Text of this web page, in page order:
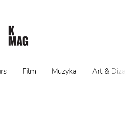
Film Muzyka Art &